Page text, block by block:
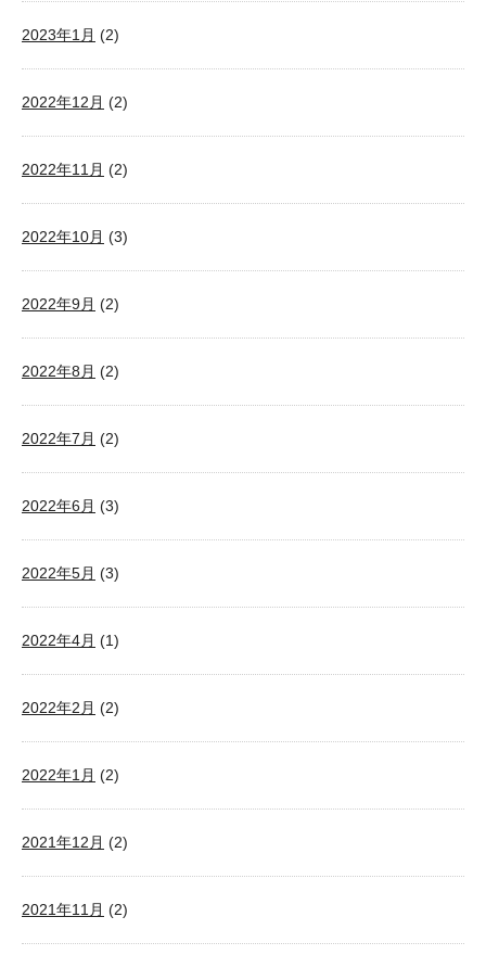
2023年1月 (2)
2022年12月 (2)
2022年11月 (2)
2022年10月 (3)
2022年9月 (2)
2022年8月 (2)
2022年7月 (2)
2022年6月 (3)
2022年5月 (3)
2022年4月 (1)
2022年2月 (2)
2022年1月 (2)
2021年12月 (2)
2021年11月 (2)